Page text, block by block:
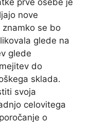
nove
se bo
glede na
glede
do
sklada.
svoja
celovitega
o